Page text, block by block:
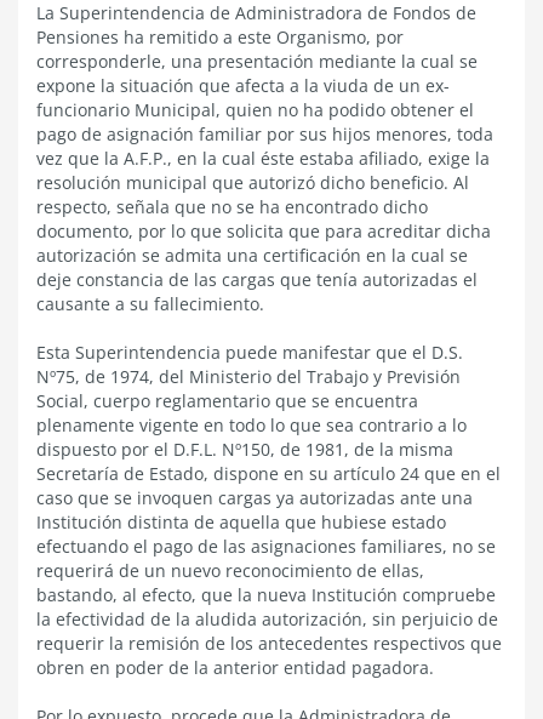
La Superintendencia de Administradora de Fondos de
Pensiones ha remitido a este Organismo, por
corresponderle, una presentación mediante la cual se
expone la situación que afecta a la viuda de un ex-
funcionario Municipal, quien no ha podido obtener el
pago de asignación familiar por sus hijos menores, toda
vez que la A.F.P., en la cual éste estaba afiliado, exige la
resolución municipal que autorizó dicho beneficio. Al
respecto, señala que no se ha encontrado dicho
documento, por lo que solicita que para acreditar dicha
autorización se admita una certificación en la cual se
deje constancia de las cargas que tenía autorizadas el
causante a su fallecimiento.
Esta Superintendencia puede manifestar que el D.S.
Nº75, de 1974, del Ministerio del Trabajo y Previsión
Social, cuerpo reglamentario que se encuentra
plenamente vigente en todo lo que sea contrario a lo
dispuesto por el D.F.L. Nº150, de 1981, de la misma
Secretaría de Estado, dispone en su artículo 24 que en el
caso que se invoquen cargas ya autorizadas ante una
Institución distinta de aquella que hubiese estado
efectuando el pago de las asignaciones familiares, no se
requerirá de un nuevo reconocimiento de ellas,
bastando, al efecto, que la nueva Institución compruebe
la efectividad de la aludida autorización, sin perjuicio de
requerir la remisión de los antecedentes respectivos que
obren en poder de la anterior entidad pagadora.